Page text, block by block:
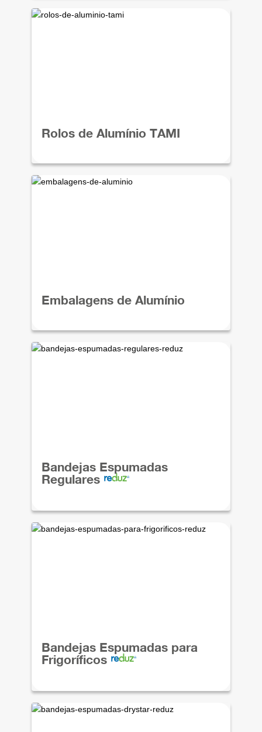
Rolos de Alumínio TAMI
Embalagens de Alumínio
Bandejas Espumadas
Regulares
Bandejas Espumadas para
Frigoríficos